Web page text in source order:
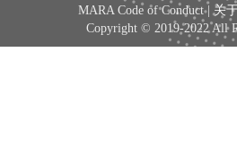
MARA Code of Conduct |关
Copyright © 2019-2022 All